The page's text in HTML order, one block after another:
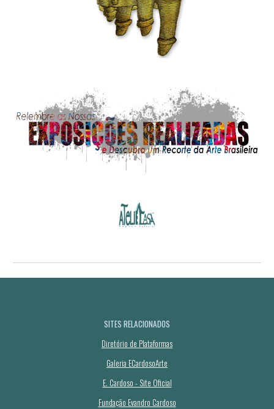
SITES RELACIONADOS
Diretório de Plataformas
Galeria ECardosoArte
E. Cardoso - Site Oficial
Fundação Evandro Cardoso